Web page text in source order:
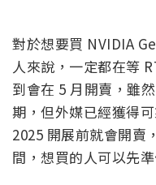
對於想要買 NVIDIA
人來說，一定都在等
到會在 5 月開賣，雖
期，但外媒已經獲得
2025 開展前就會開賣
間，想買的人可以先